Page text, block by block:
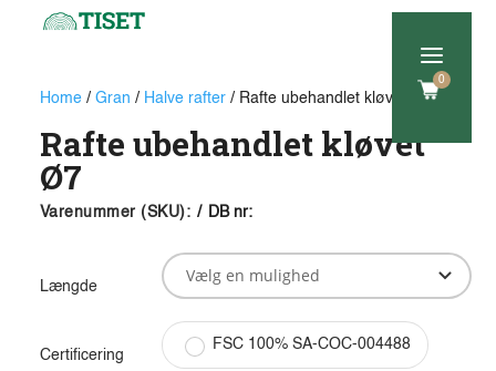
a
0
Home/ Gran / Halve rafter/ Rafte ubehandlet kløvet Ø7
Rafte ubehandlet kløvet
Ø7
Varenummer (SKU): / DB nr:
Længde
Certificering
FSC 100% SA-COC-004488